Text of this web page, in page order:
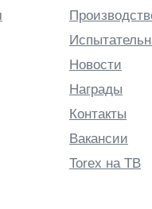
Новости
Награды
Контакты
Вакансии
Torex на ТВ